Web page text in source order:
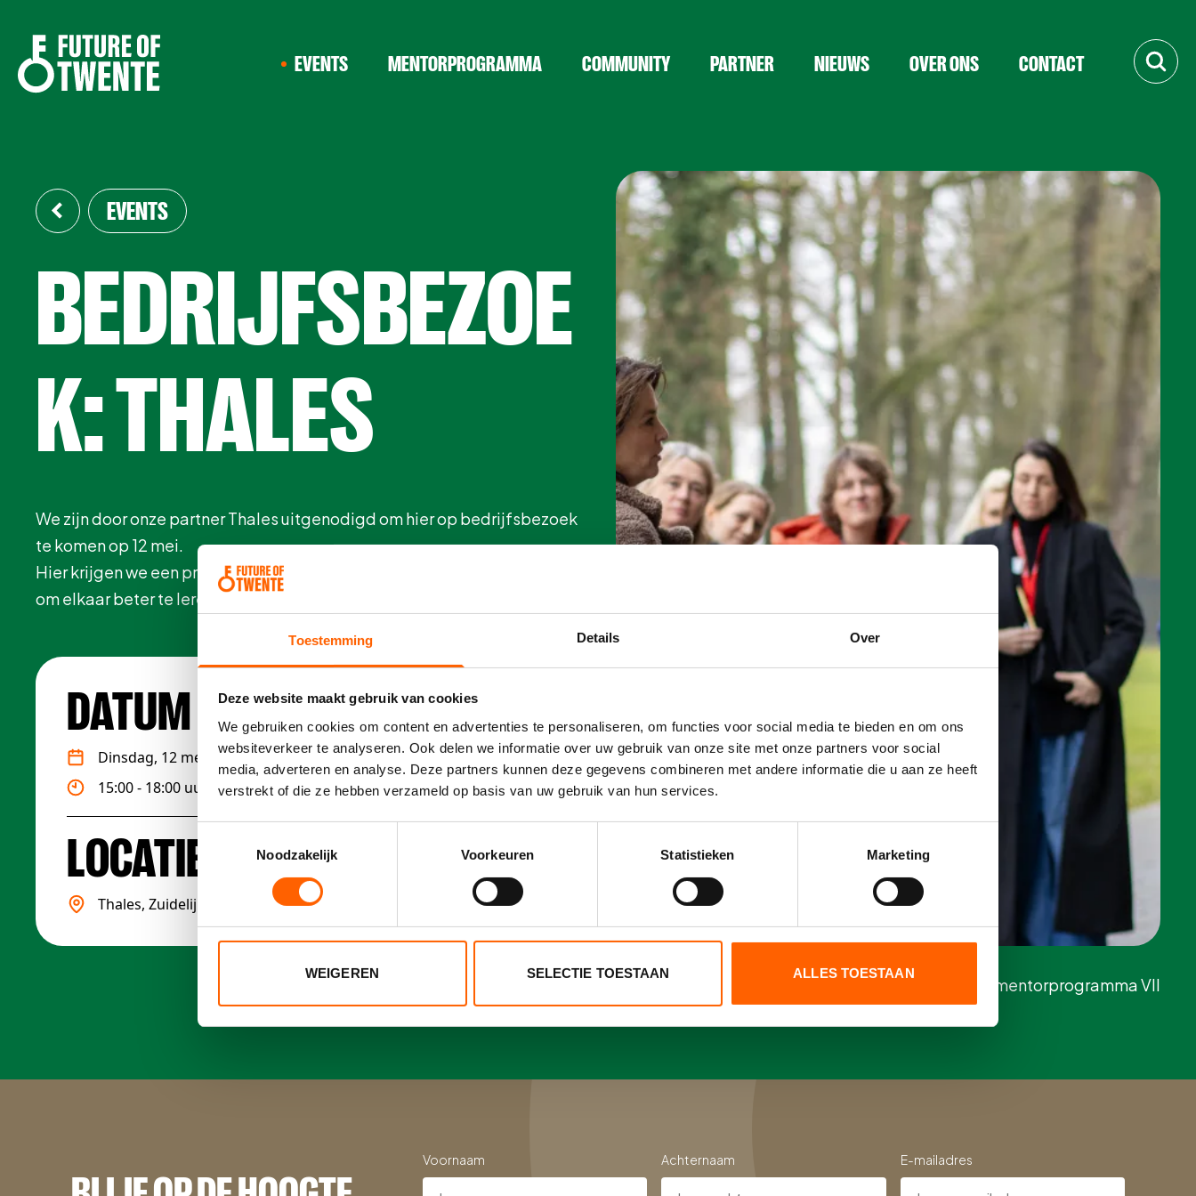
Toestemming Details Over
Deze website maakt gebruik van cookies
We gebruiken cookies om content en advertenties te personaliseren, om functies voor social media te bieden en om ons
websiteverkeer te analyseren. Ook delen we informatie over uw gebruik van onze site met onze partners voor social
media, adverteren en analyse. Deze partners kunnen deze gegevens combineren met andere informatie die u aan ze heeft
verstrekt of die ze hebben verzameld op basis van uw gebruik van hun services.
Noodzakelijk
Voorkeuren Statistieken Marketing
WEIGEREN SELECTIE TOESTAAN ALLES TOESTAAN
EVENTS MENTORPROGRAMMA COMMUNITY PARTNER NIEUWS OVER ONS CONTACT
EVENTS
BEDRIJFSBEZOE
K: THALES
We zijn door onze partner Thales uitgenodigd om hier op bedrijfsbezoek
te komen op 12 mei.
Hier krijgen we een presentatie en rondleiding, daarna is er nog ruimte
om elkaar beter te leren kennen.
DATUM & TIJD
Dinsdag, 12 mei 2026
15:00 - 18:00 uur
LOCATIE
Thales, Zuidelijke Havenweg 40, 7554 RR Hengelo
Voor mentorprogramma VII
Voornaam Achternaam E-mailadres